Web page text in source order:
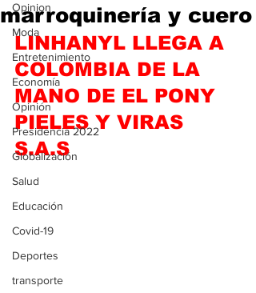
Opinion
Moda
Entretenimiento
Economía
Opinión
Presidencia 2022
Globalización
Salud
Educación
Covid-19
Deportes
transporte
marroquinería y cuero
LINHANYL LLEGA A
COLOMBIA DE LA
MANO DE EL PONY
PIELES Y VIRAS
S.A.S